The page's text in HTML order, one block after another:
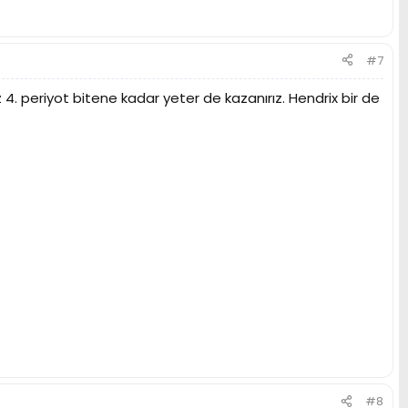
#7
periyot bitene kadar yeter de kazanırız. Hendrix bir de
#8